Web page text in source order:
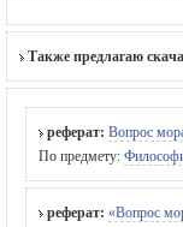
Также предлагаю
реферат: Вопрос
По предмету:
реферат: «Вопрос